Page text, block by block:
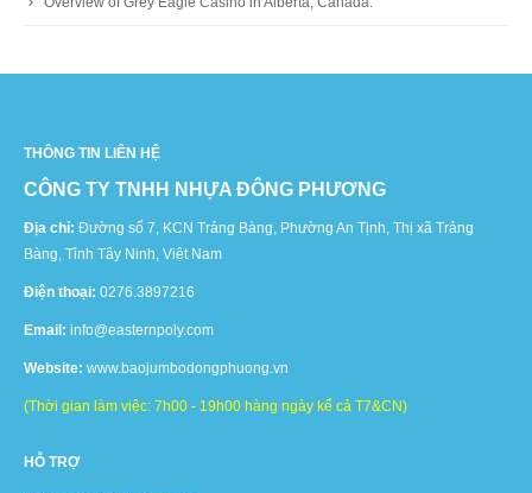
THÔNG TIN LIÊN HỆ
CÔNG TY TNHH NHỰA ĐÔNG PHƯƠNG
Địa chỉ: Đường số 7, KCN Trảng Bàng, Phường An Tịnh, Thị xã Trảng
Bàng, Tỉnh Tây Ninh, Việt Nam
Điện thoại: 0276.3897216
Email: info@easternpoly.com
Website: www.baojumbodongphuong.vn
(Thời gian làm việc: 7h00 - 19h00 hàng ngày kể cả T7&CN)
HỖ TRỢ